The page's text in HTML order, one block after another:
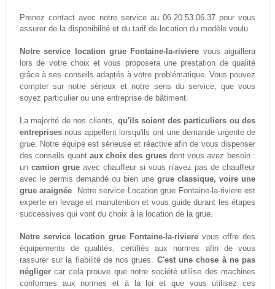
Prenez contact avec notre service au06.20.53.06.37 pour vous
assurer de la disponibilité et du tarif de location du modèle voulu.
Notre service location grue Fontaine-la-riviere vous aiguillera
lors de votre choix et vous proposera une prestation de qualité
grâce à ses conseils adaptés à votre problématique. Vous pouvez
compter sur notre sérieux et notre sens du service, que vous
soyez particulier ou une entreprise de bâtiment.
La majorité de nos clients, qu'ils soient des particuliers ou des
entreprisesnous appellent lorsqu'ils ont une demande urgente de
grue. Notre équipe est sérieuse et réactive afin de vous dispenser
des conseils quant aux choix des gruesdont vous avez besoin :
un camion grueavec chauffeur si vous n'avez pas de chauffeur
avec le permis demandé ou bien unegrue classique, voire une
grue araignée. Notre service Location grue Fontaine-la-riviere est
experte en levage et manutention et vous guide durant les étapes
successives qui vont du choix à la location de la grue.
Notre service location grue Fontaine-la-riviere vous offre des
équipements de qualités, certifiés aux normes afin de vous
rassurer sur la fiabilité de nos grues. C'est une chose à ne pas
négligercar cela prouve que notre société utilise des machines
conformes aux normes et à la loi et que vous utilisez ces